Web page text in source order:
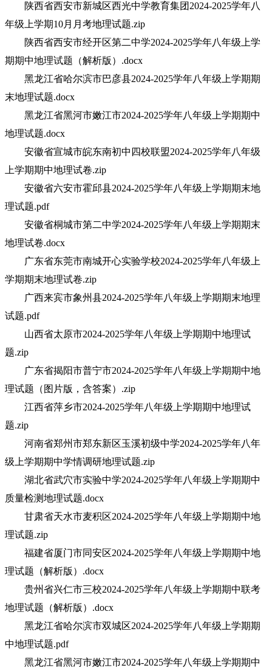
陕西省西安市新城区西光中学教育集团2024-2025学年八
年级上学期10月月考地理试题.zip
陕西省西安市经开区第二中学2024-2025学年八年级上学
期期中地理试题（解析版）.docx
黑龙江省哈尔滨市巴彦县2024-2025学年八年级上学期期
末地理试题.docx
黑龙江省黑河市嫩江市2024-2025学年八年级上学期期中
地理试题.docx
安徽省宣城市皖东南初中四校联盟2024-2025学年八年级
上学期期中地理试卷.zip
安徽省六安市霍邱县2024-2025学年八年级上学期期末地
理试题.pdf
安徽省桐城市第二中学2024-2025学年八年级上学期期末
地理试卷.docx
广东省东莞市南城开心实验学校2024-2025学年八年级上
学期期末地理试卷.zip
广西来宾市象州县2024-2025学年八年级上学期期末地理
试题.pdf
山西省太原市2024-2025学年八年级上学期期中地理试
题.zip
广东省揭阳市普宁市2024-2025学年八年级上学期期中地
理试题（图片版，含答案）.zip
江西省萍乡市2024-2025学年八年级上学期期中地理试
题.zip
河南省郑州市郑东新区玉溪初级中学2024-2025学年八年
级上学期期中学情调研地理试题.zip
湖北省武穴市实验中学2024-2025学年八年级上学期期中
质量检测地理试题.docx
甘肃省天水市麦积区2024-2025学年八年级上学期期中地
理试题.zip
福建省厦门市同安区2024-2025学年八年级上学期期中地
理试题（解析版）.docx
贵州省兴仁市三校2024-2025学年八年级上学期期中联考
地理试题（解析版）.docx
黑龙江省哈尔滨市双城区2024-2025学年八年级上学期期
中地理试题.pdf
黑龙江省黑河市嫩江市2024-2025学年八年级上学期期中